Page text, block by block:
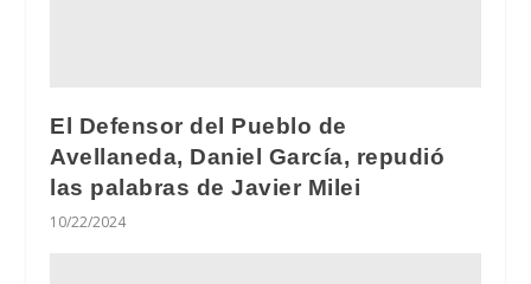
El Defensor del Pueblo de
Avellaneda, Daniel García, repudió
las palabras de Javier Milei
10/22/2024